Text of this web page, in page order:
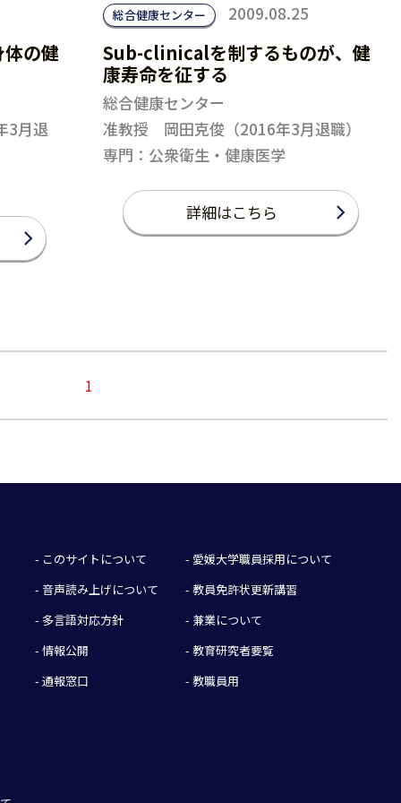
の健
3月退
総合健康センター 2009.08.25
Sub-clinicalを制するものが、健
康寿命を征する
総合健康センター
准教授 岡田克俊（2016年3月退職）
専門：公衆衛生・健康医学
詳細はこちら
1
- このサイトについて
- 音声読み上げについて
- 多言語対応方針
- 情報公開
- 通報窓口
- 愛媛大学職員採用について
- 教員免許状更新講習
- 兼業について
- 教育研究者要覧
- 教職員用